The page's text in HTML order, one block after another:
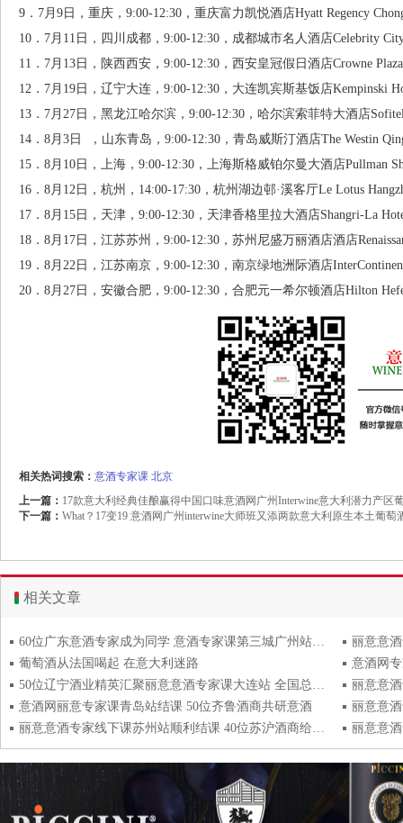
9．7月9日，重庆，9:00-12:30，重庆富力凯悦酒店Hyatt Regency
10．7月11日，四川成都，9:00-12:30，成都城市名人酒店Celebrity
11．7月13日，陕西西安，9:00-12:30，西安皇冠假日酒店Crowne
12．7月19日，辽宁大连，9:00-12:30，大连凯宾斯基饭店Kempinski
13．7月27日，黑龙江哈尔滨，9:00-12:30，哈尔滨索菲特大酒店
14．8月3日 ，山东青岛，9:00-12:30，青岛威斯汀酒店The Westin
15．8月10日，上海，9:00-12:30，上海斯格威铂尔曼大酒店Pullman
16．8月12日，杭州，14:00-17:30，杭州湖边邨·溪客厅Le Lotus
17．8月15日，天津，9:00-12:30，天津香格里拉大酒店Shangri-La
18．8月17日，江苏苏州，9:00-12:30，苏州尼盛万丽酒店酒店
19．8月22日，江苏南京，9:00-12:30，南京绿地洲际酒店
20．8月27日，安徽合肥，9:00-12:30，合肥元一希尔顿酒店Hilton
相关热词搜索： 意酒专家课 北京
上一篇： 17款意大利经典佳酿赢得中国口味意酒网广州Interwine意大利潜力产区
下一篇： What？17变19 意酒网广州interwine大师班又添两款意大利原生本土葡萄
相关文章
60位广东意酒专家成为同学 意酒专家课第三城广州站圆满举办
葡萄酒从法国喝起 在意大利迷路
50位辽宁酒业精英汇聚丽意意酒专家课大连站 全国总报名超930位
意酒网丽意专家课青岛站结课 50位齐鲁酒商共研意酒
丽意意酒专家线下课苏州站顺利结课 40位苏沪酒商给予课程高度评价